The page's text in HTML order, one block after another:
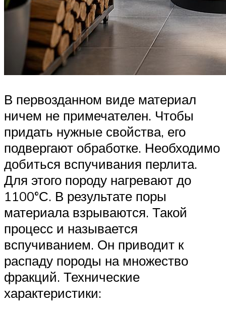
В первозданном виде материал
ничем не примечателен. Чтобы
придать нужные свойства, его
подвергают обработке. Необходимо
добиться вспучивания перлита.
Для этого породу нагревают до
1100°С. В результате поры
материала взрываются. Такой
процесс и называется
вспучиванием. Он приводит к
распаду породы на множество
фракций. Технические
характеристики: